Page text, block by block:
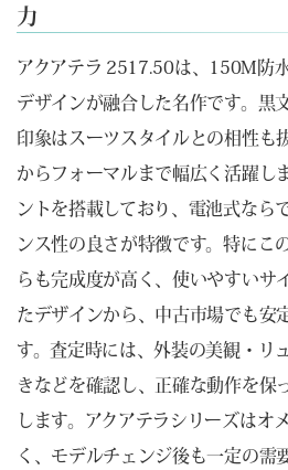
力
アクアテラ 2517.50は、150M防
デザインが融合した名作です。黒
印象はスーツスタイルとの相性も
からフォーマルまで幅広く活躍し
ントを搭載しており、電池式なら
ンス性の良さが特徴です。特にこ
らも完成度が高く、使いやすいサ
たデザインから、中古市場でも安
す。査定時には、外装の美観・リ
きなどを確認し、正確な動作を保
します。アクアテラシリーズはオ
く、モデルチェンジ後も一定の需